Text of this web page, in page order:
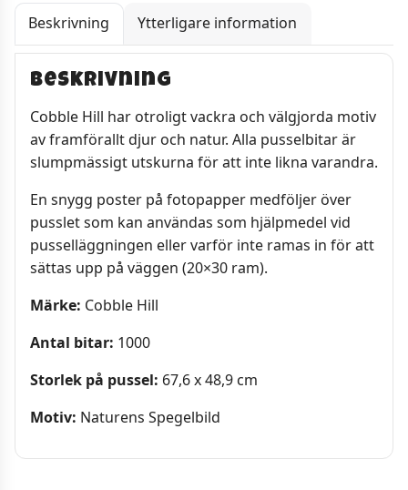
Beskrivning Ytterligare information
Beskrivning
Cobble Hill har otroligt vackra och välgjorda motiv
av framförallt djur och natur. Alla pusselbitar är
slumpmässigt utskurna för att inte likna varandra.
En snygg poster på fotopapper medföljer över
pusslet som kan användas som hjälpmedel vid
pusselläggningen eller varför inte ramas in för att
sättas upp på väggen (20×30 ram).
Märke: Cobble Hill
Antal bitar: 1000
Storlek på pussel: 67,6 x 48,9 cm
Motiv: Naturens Spegelbild